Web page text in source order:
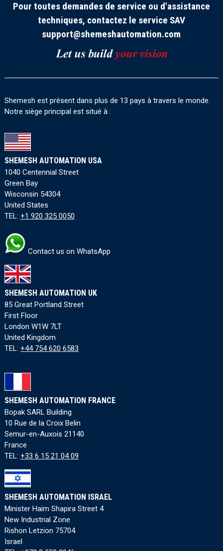
Pour toutes demandes de service ou d'assistance
techniques, contactez le service SAV
support@shemeshautomation.com
Shemesh est présent dans plus de 13 pays à travers le monde.
Notre siège principal est situé à :
SHEMESH AUTOMATION USA
1040 Centennial Street
Green Bay
Wisconsin 54304
United States
TEL: +1 920 325 0050
Contact us on WhatsApp
SHEMESH AUTOMATION UK
85 Great Portland Street
First Floor
London W1W 7LT
United Kingdom
TEL: +44 754 620 6583
SHEMESH AUTOMATION FRANCE
Bopak SARL Building
10 Rue de la Croix Belin
Semur-en-Auxois 21140
France
TEL: +33 6 15 21 04 09
SHEMESH AUTOMATION ISRAEL
Minister Haim Shapira Street 4
New Industrial Zone
Rishon Letzion 75704
Israel